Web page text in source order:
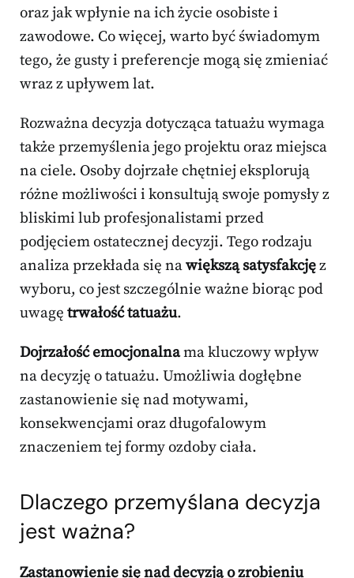
oraz jak wpłynie na ich życie osobiste i
zawodowe. Co więcej, warto być świadomym
tego, że gusty i preferencje mogą się zmieniać
wraz z upływem lat.
Rozważna decyzja dotycząca tatuażu wymaga
także przemyślenia jego projektu oraz miejsca
na ciele. Osoby dojrzałe chętniej eksplorują
różne możliwości i konsultują swoje pomysły z
bliskimi lub profesjonalistami przed
podjęciem ostatecznej decyzji. Tego rodzaju
analiza przekłada się nawiększą satysfakcjęz
wyboru, co jest szczególnie ważne biorąc pod
uwagę trwałość tatuażu.
Dojrzałość emocjonalnama kluczowy wpływ
na decyzję o tatuażu. Umożliwia dogłębne
zastanowienie się nad motywami,
konsekwencjami oraz długofalowym
znaczeniem tej formy ozdoby ciała.
Dlaczego przemyślana decyzja
jest ważna?
Zastanowienie się nad decyzją o zrobieniu